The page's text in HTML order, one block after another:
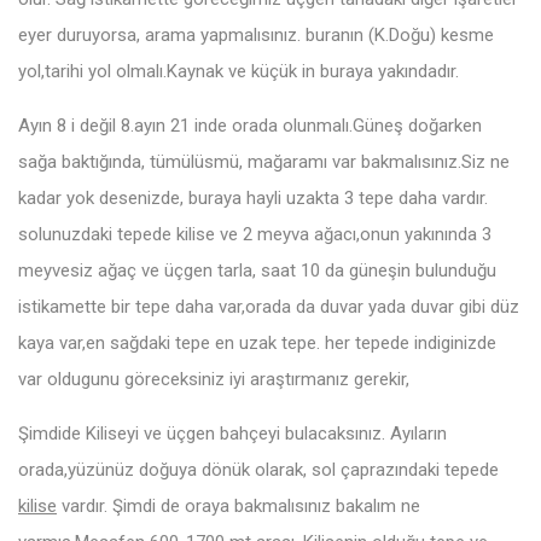
eyer duruyorsa, arama yapmalısınız. buranın (K.Doğu) kesme
yol,tarihi yol olmalı.Kaynak ve küçük in buraya yakındadır.
Ayın 8 i değil 8.ayın 21 inde orada olunmalı.Güneş doğarken
sağa baktığında, tümülüsmü, mağaramı var bakmalısınız.Siz ne
kadar yok desenizde, buraya hayli uzakta 3 tepe daha vardır.
solunuzdaki tepede kilise ve 2 meyva ağacı,onun yakınında 3
meyvesiz ağaç ve üçgen tarla, saat 10 da güneşin bulunduğu
istikamette bir tepe daha var,orada da duvar yada duvar gibi düz
kaya var,en sağdaki tepe en uzak tepe. her tepede indiginizde
var oldugunu göreceksiniz iyi araştırmanız gerekir,
Şimdide Kiliseyi ve üçgen bahçeyi bulacaksınız. Ayıların
orada,yüzünüz doğuya dönük olarak, sol çaprazındaki tepede
kilise vardır. Şimdi de oraya bakmalısınız bakalım ne